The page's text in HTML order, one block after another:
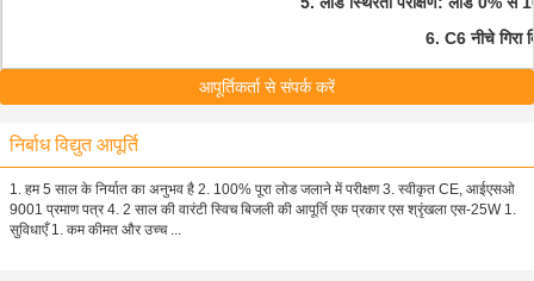
6. C6 नीचे गिरा
आपूर्तिकर्ता से संपर्क करें
निर्बाध विद्युत आपूर्ति
1. हम 5 साल के निर्यात का अनुभव है 2. 100% पूरा लोड जलाने में परीक्षण 3. स्वीकृत CE, आईएसओ
9001 प्रमाण पत्र 4. 2 साल की वारंटी स्विच बिजली की आपूर्ति एक प्रकार एस श्रृंखला एस-25W 1.
सुविधाएँ 1. कम कीमत और उच्च ...